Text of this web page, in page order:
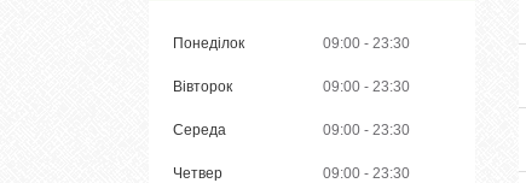
Понеділок 09:00 23:30
Вівторок 09:00 23:30
Середа 09:00 23:30
Четвер 09:00 23:30